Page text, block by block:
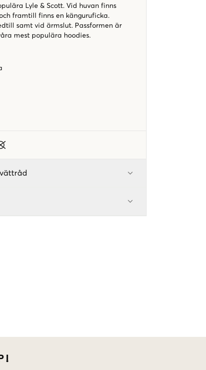
Lyle & Scott. Vid huvan finns
framtill finns en känguruficka.
samt vid ärmslut. Passformen är
mest populära hoodies.